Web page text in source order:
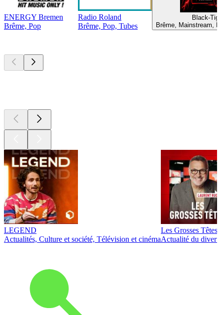
ENERGY Bremen
Brême, Pop
Radio Roland
Brême, Pop, Tubes
Black-
Brême, Mainstream,
LEGEND
Actualités, Culture et société, Télévision et cinéma
Les Grosses Têtes
Actualité du